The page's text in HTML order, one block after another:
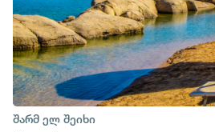
შარმ ელ შეიხი